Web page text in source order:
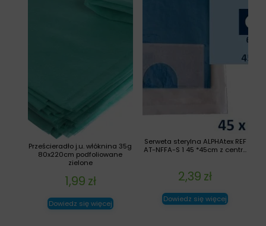
Serweta sterylna ALPHAtex REF
AT-NFFA-S 1 45 *45cm z centr...
2,39 zł
Dowiedz się więcej
Prześcieradło j.u. włóknina 35g
80x220cm podfoliowane
zielone
1,99 zł
Dowiedz się więcej